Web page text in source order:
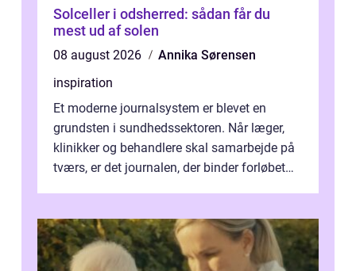
Solceller i odsherred: sådan får du
mest ud af solen
08 august 2026
Annika Sørensen
inspiration
Et moderne journalsystem er blevet en
grundsten i sundhedssektoren. Når læger,
klinikker og behandlere skal samarbejde på
tværs, er det journalen, der binder forløbet